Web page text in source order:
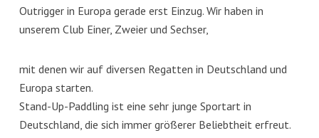
Outrigger in Europa gerade erst Einzug. Wir haben in
unserem Club Einer, Zweier und Sechser,
mit denen wir auf diversen Regatten in Deutschland und
Europa starten.
Stand-Up-Paddling ist eine sehr junge Sportart in
Deutschland, die sich immer größerer Beliebtheit erfreut.